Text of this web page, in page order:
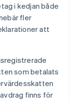
i kedjan både
fler
att
som betalats
finns för